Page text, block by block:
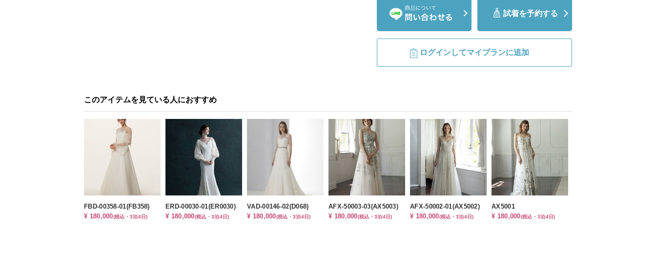
試着を予約する
ログインしてマイプランに追加
このアイテムを見ている人におすすめ
FBD-00358-01(FB358)
¥ 180,000(税込・3泊4日)
ERD-00030-01(ER0030)
¥ 180,000(税込・3泊4日)
VAD-00146-02(D068)
¥ 180,000(税込・3泊4日)
AFX-50003-03(AX5003)
¥ 180,000(税込・3泊4日)
AFX-50002-01(AX5002)
¥ 180,000(税込・3泊4日)
AX5001
¥ 180,000(税込・3泊4日)